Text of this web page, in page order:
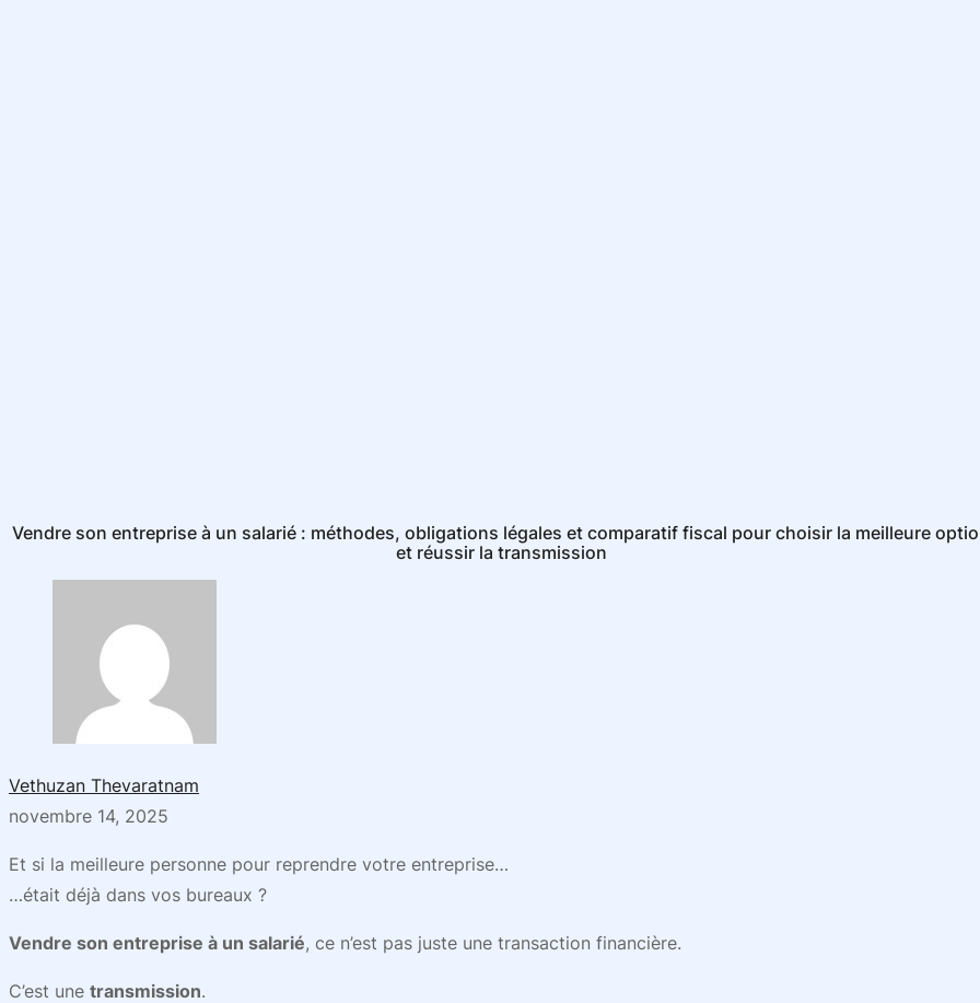
Vendre son entreprise à un salarié : méthodes, obligations légales et comparatif fiscal pour choisir la meilleure
et réussir la transmission
Vethuzan Thevaratnam
novembre 14, 2025
Et si la meilleure personne pour reprendre votre entreprise…
…était déjà dans vos bureaux ?
Vendre son entreprise à un salarié, ce n’est pas juste une transaction financière.
C’est une transmission.